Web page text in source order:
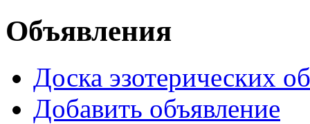
Объявления
Доска эзотерических
Добавить объявление